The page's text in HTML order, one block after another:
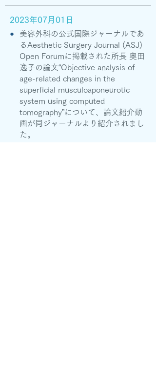
2023年07月01日
美容外科の公式国際ジャーナルであ
るAesthetic Surgery Journal (ASJ)
Open Forumに掲載された所長 奥田
逸子の論文“Objective analysis of
age-related changes in the
superficial musculoaponeurotic
system using computed
tomography”について、論文紹介動
画が同ジャーナルより紹介されまし
た。
●